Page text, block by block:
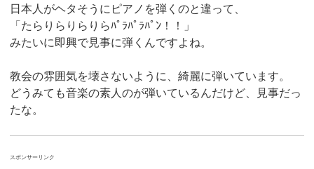
日本人がヘタそうにピアノを弾くのと違って、
「たらりらりらりらﾊﾟﾗﾊﾟﾗﾊﾟﾝ！！」
みたいに即興で見事に弾くんですよね。
教会の雰囲気を壊さないように、綺麗に弾いています。
どうみても音楽の素人のが弾いているんだけど、見事だっ
たな。
スポンサーリンク